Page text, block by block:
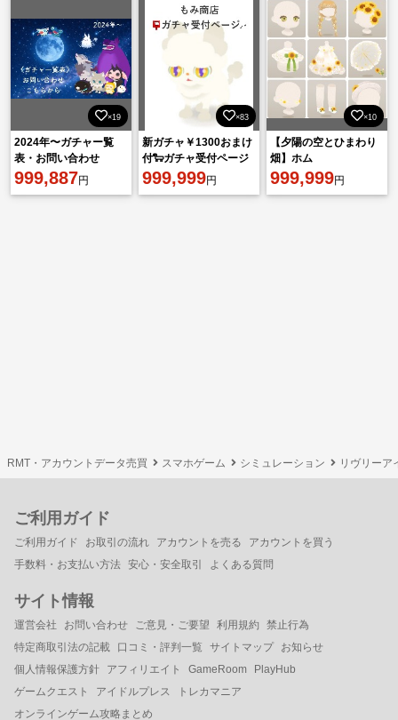
×19
2024年〜ガチャー覧
表・お問い合わせ
999,887円
×83
新ガチャ￥1300おまけ
付🐑ガチャ受付ページ
🌙* :ﾟ
999,999円
×10
【夕陽の空とひまわり
畑】ホム
999,999円
RMT・アカウントデータ売買 スマホゲーム シミュレーション リヴリーア
ご利用ガイド
ご利用ガイド お取引の流れ アカウントを売る
アカウントを買う
手数料・お支払い方法 安心・安全取引 よくある質問
サイト情報
運営会社 お問い合わせ ご意見・ご要望 利用規約
禁止行為
特定商取引法の記載
口コミ・評判一覧 サイトマップ
お知らせ
個人情報保護方針
アフィリエイト GameRoom
PlayHub
ゲームクエスト
アイドルプレス
トレカマニア
オンラインゲーム攻略まとめ